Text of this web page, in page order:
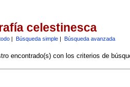
celestinesca
| Búsqueda simple| Búsqueda avanzada
encontrado(s) con los criterios de